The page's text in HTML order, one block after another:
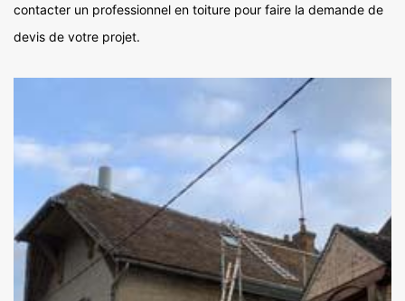
contacter un professionnel en toiture pour faire la demande de
devis de votre projet.